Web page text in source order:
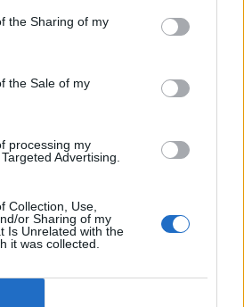
the Sharing of my
the Sale of my
processing my
Advertising.
Collection, Use,
or Sharing of my
Is Unrelated with the
it was collected.